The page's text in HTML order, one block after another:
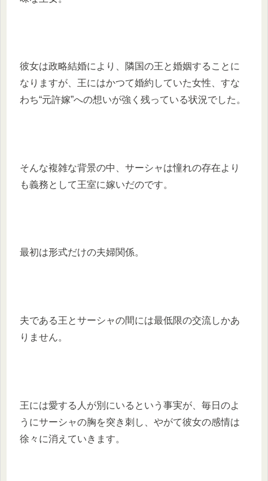
彼女は政略結婚により、隣国の王と婚姻することに
なりますが、王にはかつて婚約していた女性、すな
わち“元許嫁”への想いが強く残っている状況でした。
そんな複雑な背景の中、サーシャは憧れの存在より
も義務として王室に嫁いだのです。
最初は形式だけの夫婦関係。
夫である王とサーシャの間には最低限の交流しかあ
りません。
王には愛する人が別にいるという事実が、毎日のよ
うにサーシャの胸を突き刺し、やがて彼女の感情は
徐々に消えていきます。